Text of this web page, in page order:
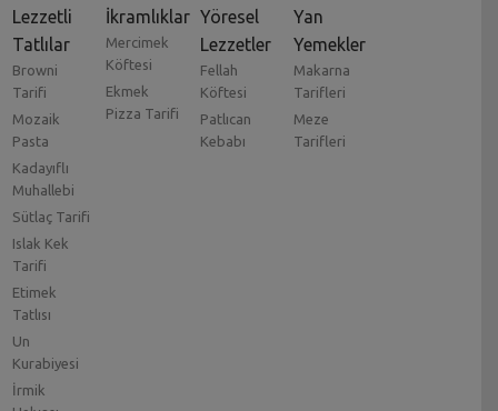
Lezzetli
Tatlılar
Browni
Tarifi
Mozaik
Pasta
Kadayıflı
Muhallebi
Sütlaç Tarifi
Islak Kek
Tarifi
Etimek
Tatlısı
Un
Kurabiyesi
İrmik
İkramlıklar
Mercimek
Köftesi
Ekmek
Pizza Tarifi
Yöresel
Lezzetler
Fellah
Köftesi
Patlıcan
Kebabı
Yan
Yemekler
Makarna
Tarifleri
Meze
Tarifleri